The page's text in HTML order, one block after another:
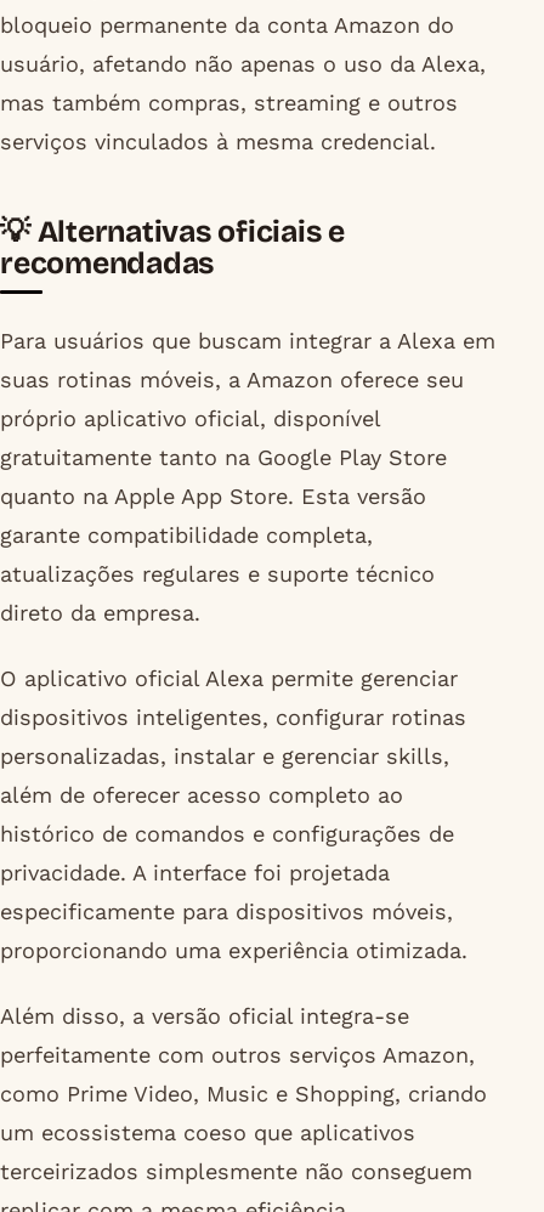
bloqueio permanente da conta Amazon do
usuário, afetando não apenas o uso da Alexa,
mas também compras, streaming e outros
serviços vinculados à mesma credencial.
💡 Alternativas oficiais e
recomendadas
Para usuários que buscam integrar a Alexa em
suas rotinas móveis, a Amazon oferece seu
próprio aplicativo oficial, disponível
gratuitamente tanto na Google Play Store
quanto na Apple App Store. Esta versão
garante compatibilidade completa,
atualizações regulares e suporte técnico
direto da empresa.
O aplicativo oficial Alexa permite gerenciar
dispositivos inteligentes, configurar rotinas
personalizadas, instalar e gerenciar skills,
além de oferecer acesso completo ao
histórico de comandos e configurações de
privacidade. A interface foi projetada
especificamente para dispositivos móveis,
proporcionando uma experiência otimizada.
Além disso, a versão oficial integra-se
perfeitamente com outros serviços Amazon,
como Prime Video, Music e Shopping, criando
um ecossistema coeso que aplicativos
terceirizados simplesmente não conseguem